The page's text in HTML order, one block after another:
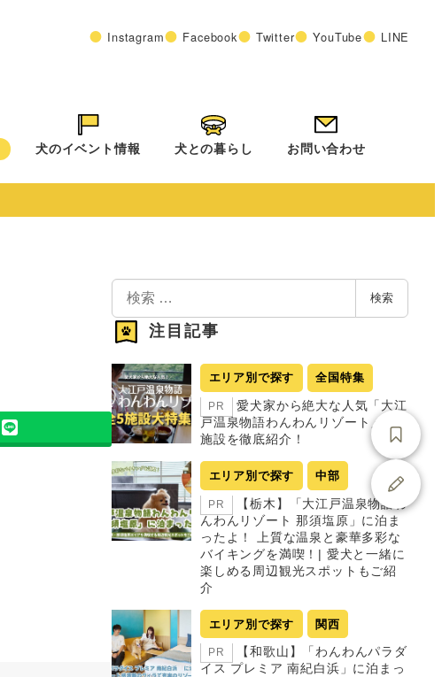
Instagram Facebook Twitter YouTube LINE
犬のイベント情報 犬との暮らし お問い合わせ
検
索
検索
注目記事
エリア別で探す 全国特集
PR
愛犬家から絶大な人気「大江
戸温泉物語わんわんリゾート」全5
施設を徹底紹介！
エリア別で探す 中部
PR
【栃木】「大江戸温泉物語わ
んわんリゾート 那須塩原」に泊ま
ったよ！ 上質な温泉と豪華多彩な
バイキングを満喫！| 愛犬と一緒に
楽しめる周辺観光スポットもご紹
介
エリア別で探す 関西
PR
【和歌山】「わんわんパラダ
イス プレミア 南紀白浜」に泊まっ